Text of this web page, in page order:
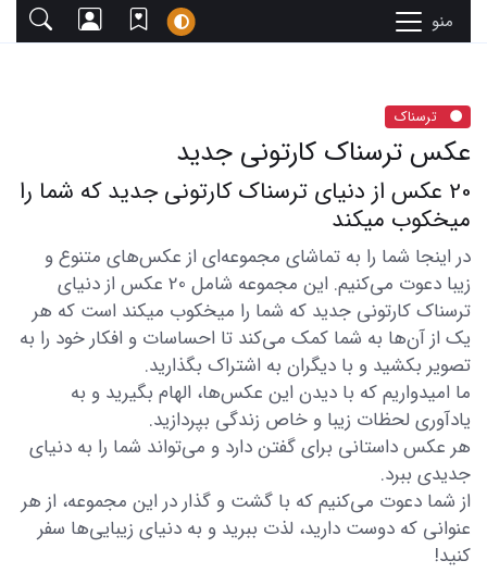
منو
ترسناک
عکس ترسناک کارتونی جدید
20 عکس از دنیای ترسناک کارتونی جدید که شما را
میخکوب میکند
در اینجا شما را به تماشای مجموعه‌ای از عکس‌های متنوع و
زیبا دعوت می‌کنیم. این مجموعه شامل 20 عکس از دنیای
ترسناک کارتونی جدید که شما را میخکوب میکند است که هر
یک از آن‌ها به شما کمک می‌کند تا احساسات و افکار خود را به
تصویر بکشید و با دیگران به اشتراک بگذارید.
ما امیدواریم که با دیدن این عکس‌ها، الهام بگیرید و به
یادآوری لحظات زیبا و خاص زندگی بپردازید.
هر عکس داستانی برای گفتن دارد و می‌تواند شما را به دنیای
جدیدی ببرد.
از شما دعوت می‌کنیم که با گشت و گذار در این مجموعه، از هر
عنوانی که دوست دارید، لذت ببرید و به دنیای زیبایی‌ها سفر
کنید!